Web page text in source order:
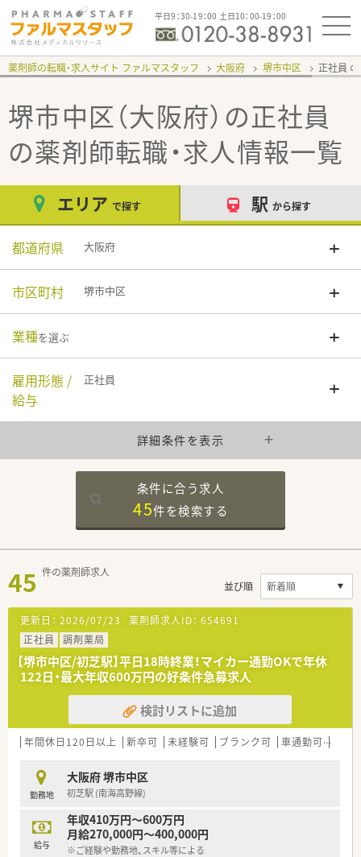
平日9：30-19：00 土日10：00-19：00
薬剤師の転職・求人サイト ファルマスタッフ 大阪府 堺市中区 正社員
堺市中区（大阪府）の正社員
の薬剤師転職・求人情報一覧
エリア で探す 駅 から探す
都道府県 大阪府
市区町村 堺市中区
業種を選ぶ
雇用形態 /
給与
正社員
詳細条件を表示
条件に合う求人
45件を検索する
45 件の薬剤師求人
並び順
更新日： 2026/07/23 薬剤師求人ID： 654691
正社員
調剤薬局
【堺市中区/初芝駅】平日18時終業！マイカー通勤OKで年休
122日・最大年収600万円の好条件急募求人
検討リストに追加
年間休日120日以上 新卒可 未経験可 ブランク可 車通勤可
勤務地
大阪府 堺市中区
初芝駅 (南海高野線)
給与
年収410万円～600万円
月給270,000円～400,000円
※ご経験や勤務地、スキル等による